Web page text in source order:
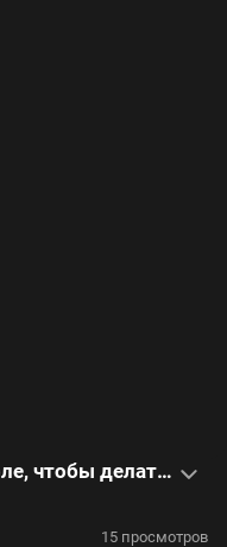
Бросил работу учителя в школе, чтобы делать деревянные игрушки: видео
15 просмотров